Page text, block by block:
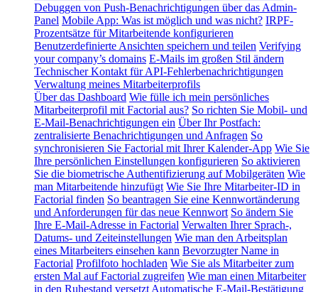
Debuggen von Push-Benachrichtigungen über das Admin-
Panel Mobile App: Was ist möglich und was nicht? IRPF-
Prozentsätze für Mitarbeitende konfigurieren
Benutzerdefinierte Ansichten speichern und teilen Verifying
your company’s domains E-Mails im großen Stil ändern
Technischer Kontakt für API-Fehlerbenachrichtigungen
Verwaltung meines Mitarbeiterprofils
Über das Dashboard Wie fülle ich mein persönliches
Mitarbeiterprofil mit Factorial aus? So richten Sie Mobil- und
E-Mail-Benachrichtigungen ein Über Ihr Postfach:
zentralisierte Benachrichtigungen und Anfragen So
synchronisieren Sie Factorial mit Ihrer Kalender-App Wie Sie
Ihre persönlichen Einstellungen konfigurieren So aktivieren
Sie die biometrische Authentifizierung auf Mobilgeräten Wie
man Mitarbeitende hinzufügt Wie Sie Ihre Mitarbeiter-ID in
Factorial finden So beantragen Sie eine Kennwortänderung
und Anforderungen für das neue Kennwort So ändern Sie
Ihre E-Mail-Adresse in Factorial Verwalten Ihrer Sprach-,
Datums- und Zeiteinstellungen Wie man den Arbeitsplan
eines Mitarbeiters einsehen kann Bevorzugter Name in
Factorial Profilfoto hochladen Wie Sie als Mitarbeiter zum
ersten Mal auf Factorial zugreifen Wie man einen Mitarbeiter
in den Ruhestand versetzt Automatische E-Mail-Bestätigung